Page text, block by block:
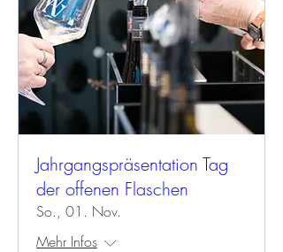
Jahrgangspräsentation Tag
der offenen Flaschen
So., 01. Nov.
Mehr Infos